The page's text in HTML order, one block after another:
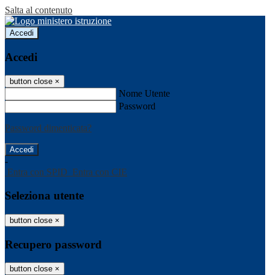
Salta al contenuto
Accedi
Accedi
button close ×
Nome Utente
Password
Password dimenticata?
-
Entra con SPID Entra con CIE
Seleziona utente
button close ×
Recupero password
button close ×